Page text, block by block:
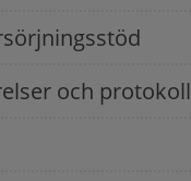
och protokoll